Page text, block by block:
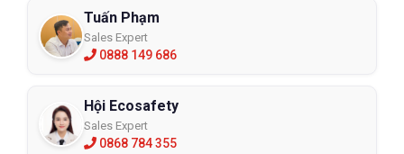
Tuấn Phạm
Sales Expert
0888 149 686
Hội Ecosafety
Sales Expert
0868 784 355